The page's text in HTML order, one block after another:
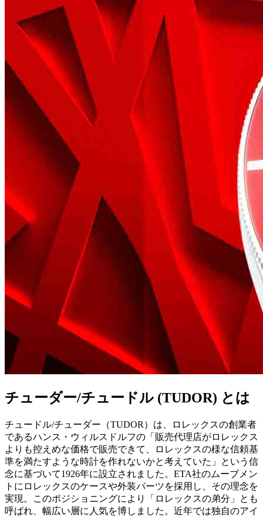
チューダー/チュードル (TUDOR) とは
チュードル/チューダー（TUDOR）は、ロレックスの創業者
であるハンス・ウィルスドルフの「販売代理店がロレックス
よりも控えめな価格で販売できて、ロレックスの様な信頼基
準を満たすような時計を作れないかと考えていた」という信
念に基づいて1926年に設立されました。ETA社のムーブメン
トにロレックスのケースや外装パーツを採用し、その理念を
実現。このポジショニングにより「ロレックスの弟分」とも
呼ばれ、幅広い層に人気を博しました。近年では独自のアイ